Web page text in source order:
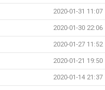
2020-01-31 11:07
2020-01-30 22:06
2020-01-27 11:52
2020-01-21 19:50
2020-01-14 21:37